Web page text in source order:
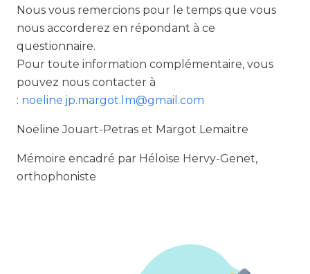
Nous vous remercions pour le temps que vous
nous accorderez en répondant à ce
questionnaire.
Pour toute information complémentaire, vous
pouvez nous contacter à
: noeline.jp.margot.lm@gmail.com
Noëline Jouart-Petras et Margot Lemaitre
Mémoire encadré par Héloïse Hervy-Genet,
orthophoniste